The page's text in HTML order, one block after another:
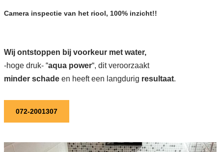
Camera inspectie van het riool, 100% inzicht!!
Wij ontstoppen bij voorkeur met water,
-hoge druk- “aqua power“, dit veroorzaakt
minder schadeen heeft een langdurig resultaat.
072-2001307